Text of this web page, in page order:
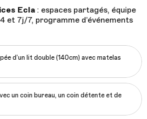
Ecla : espaces partagés, équipe
et 7j/7, programme d’événements
d’un lit double (140cm) avec matelas
un coin bureau, un coin détente et de